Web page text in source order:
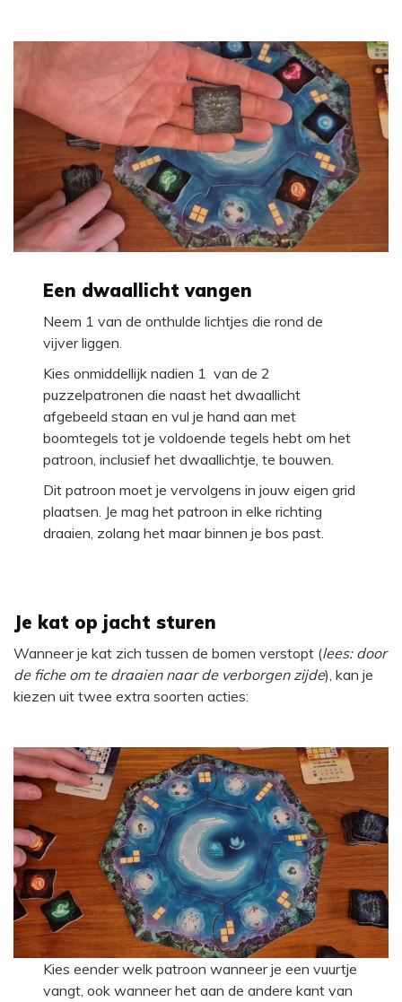
Een dwaallicht vangen
Neem 1 van de onthulde lichtjes die rond de
vijver liggen.
Kies onmiddellijk nadien 1 van de 2
puzzelpatronen die naast het dwaallicht
afgebeeld staan en vul je hand aan met
boomtegels tot je voldoende tegels hebt om het
patroon, inclusief het dwaallichtje, te bouwen.
Dit patroon moet je vervolgens in jouw eigen grid
plaatsen. Je mag het patroon in elke richting
draaien, zolang het maar binnen je bos past.
Je kat op jacht sturen
Wanneer je kat zich tussen de bomen verstopt (lees: door
de fiche om te draaien naar de verborgen zijde), kan je
kiezen uit twee extra soorten acties:
Kies eender welk patroon wanneer je een vuurtje
vangt, ook wanneer het aan de andere kant van